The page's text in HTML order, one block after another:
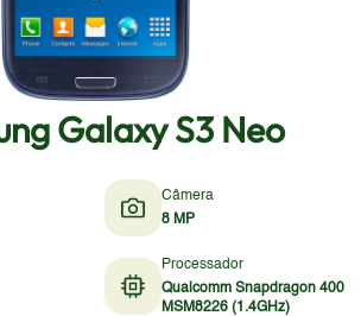
Galaxy S3 Neo
Câmera
8 MP
Processador
Qualcomm Snapdragon 400
MSM8226 (1.4GHz)